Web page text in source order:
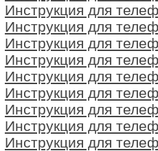
Инструкция для
Инструкция для
Инструкция для
Инструкция для
Инструкция для
Инструкция для
Инструкция для
Инструкция для
Инструкция для